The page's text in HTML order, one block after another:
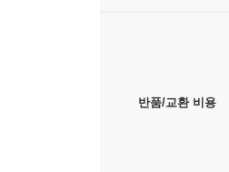
반품/교환 비용